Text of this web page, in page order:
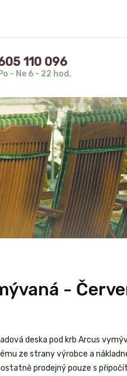
110 096
Po - Ne 6 - 22 hod.
-
deska pod krb Arcus
ze strany výrobce a
prodejný pouze s